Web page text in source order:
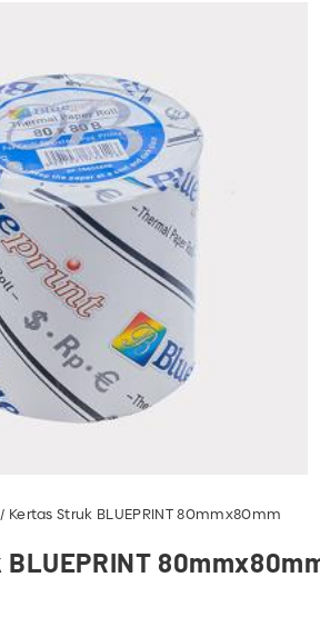
Kertas Struk BLUEPRINT 80mmx80mm